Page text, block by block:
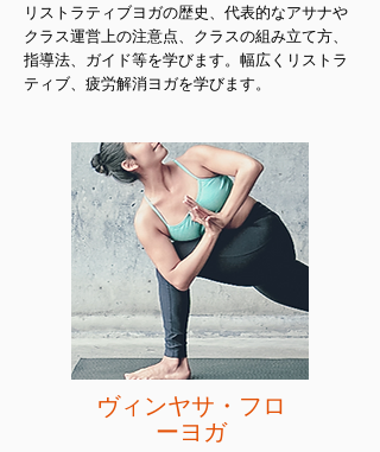
リストラティブヨガの歴史、代表的なアサナや
クラス運営上の注意点、クラスの組み立て方、
指導法、ガイド等を学びます。幅広くリストラ
ティブ、疲労解消ヨガを学びます。
ヴィンヤサ・フロ
ーヨガ